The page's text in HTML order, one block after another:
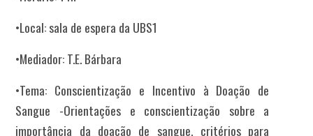
•Local: sala de espera da UBS1
•Mediador: T.E. Bárbara
•Tema: Conscientização e Incentivo à Doação de
Sangue -Orientações e conscientização sobre a
importância da doação de sangue, critérios para